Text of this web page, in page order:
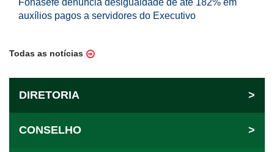
auxílios pagos a servidores do Executivo
Todas as notícias
DIRETORIA >
CONSELHO >